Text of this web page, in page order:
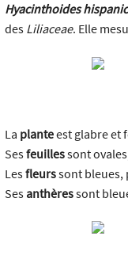
Hyacinthoides
des Liliaceae. Elle
La planteest glabre et
Sesfeuillessont
Lesfleurssont bleues,
Ses anthèressont